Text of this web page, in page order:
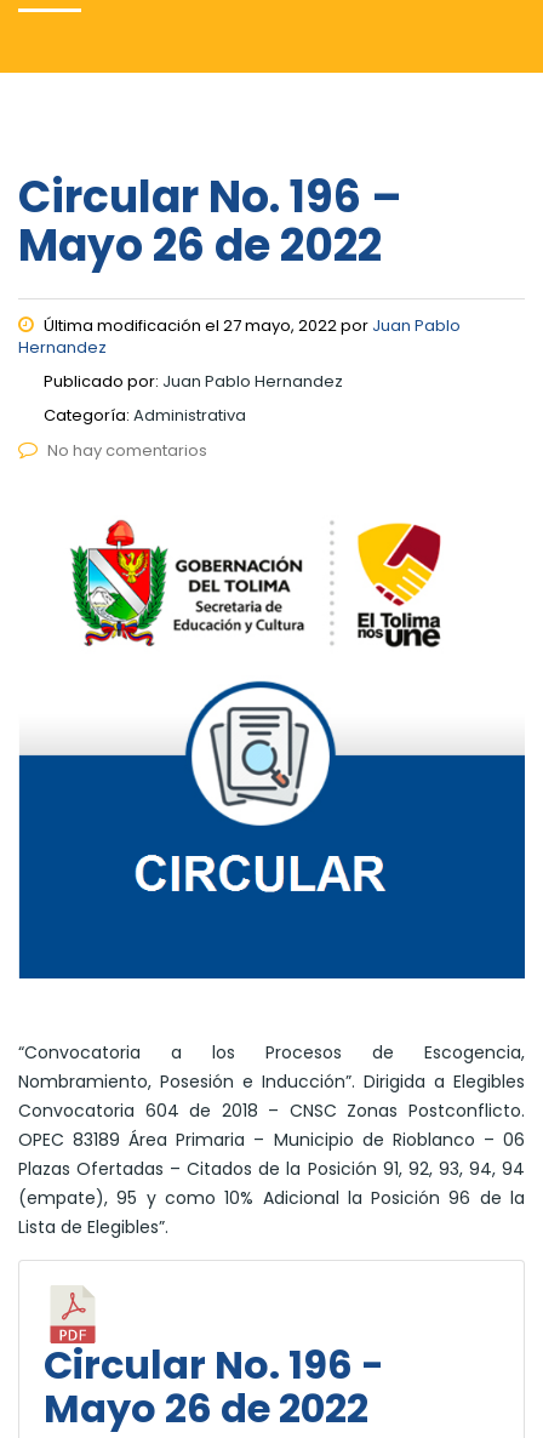
Circular No. 196 –
Mayo 26 de 2022
Última modificación el 27 mayo, 2022 por Juan Pablo
Hernandez
Publicado por: Juan Pablo Hernandez
Categoría: Administrativa
No hay comentarios
“Convocatoria a los Procesos de Escogencia,
Nombramiento, Posesión e Inducción”. Dirigida a Elegibles
Convocatoria 604 de 2018 – CNSC Zonas Postconflicto.
OPEC 83189 Área Primaria – Municipio de Rioblanco – 06
Plazas Ofertadas – Citados de la Posición 91, 92, 93, 94, 94
(empate), 95 y como 10% Adicional la Posición 96 de la
Lista de Elegibles”.
Circular No. 196 -
Mayo 26 de 2022